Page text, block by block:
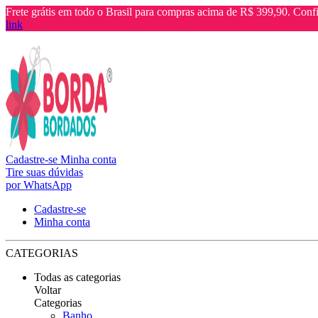
Frete grátis em todo o Brasil para compras acima de R$ 399,90.
link
Cadastre-se Minha conta
Tire suas dúvidas
por WhatsApp
Cadastre-se
Minha conta
CATEGORIAS
Todas as categorias
Voltar
Categorias
Banho